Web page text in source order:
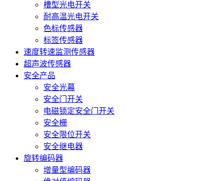
槽型光电开关
耐高温光电开关
色标传感器
标签传感器
速度转速监测传感器
超声波传感器
安全产品
安全光幕
安全门开关
电磁锁定安全门开关
安全栅
安全限位开关
安全继电器
旋转编码器
增量型编码器